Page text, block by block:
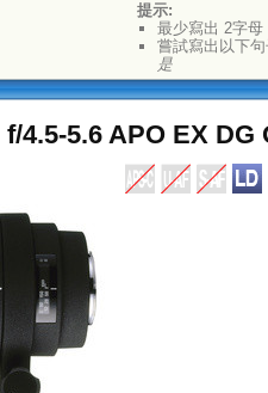
提示:
最少寫出 2字母
嘗試寫出以下
是
4.5-5.6 APO EX DG